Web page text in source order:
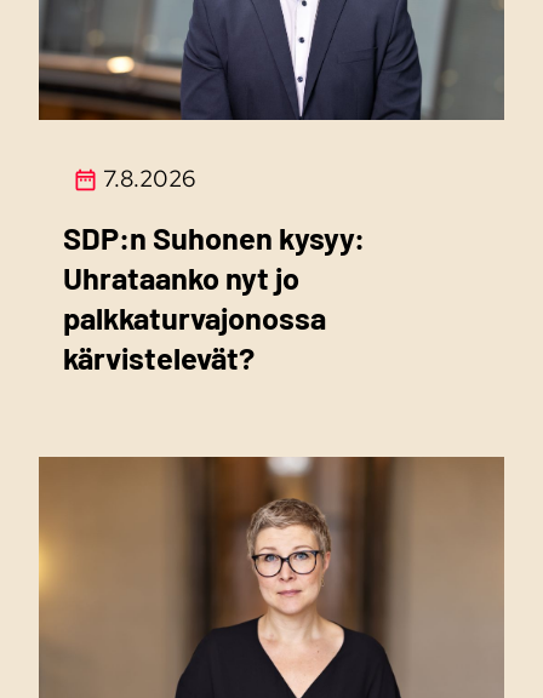
7.8.2026
SDP:n Suhonen kysyy:
Uhrataanko nyt jo
palkkaturvajonossa
kärvistelevät?